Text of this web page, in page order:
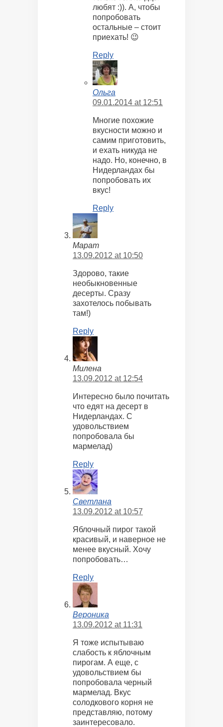
любят :)). А, чтобы
попробовать
остальные – стоит
приехать! 😉
Reply
Ольга
09.01.2014 at 12:51
Многие похожие
вкусности можно и
самим приготовить,
и ехать никуда не
надо. Но, конечно, в
Нидерландах бы
попробовать их
вкус!
Reply
Марат
13.09.2012 at 10:50
Здорово, такие
необыкновенные
десерты. Сразу
захотелось побывать
там!)
Reply
Милена
13.09.2012 at 12:54
Интересно было почитать
что едят на десерт в
Нидерландах. С
удовольствием
попробовала бы
мармелад)
Reply
Светлана
13.09.2012 at 10:57
Яблочный пирог такой
красивый, и наверное не
менее вкусный. Хочу
попробовать…
Reply
Вероника
13.09.2012 at 11:31
Я тоже испытываю
слабость к яблочным
пирогам. А еще, с
удовольствием бы
попробовала черный
мармелад. Вкус
солодкового корня не
представляю, потому
заинтересовало.